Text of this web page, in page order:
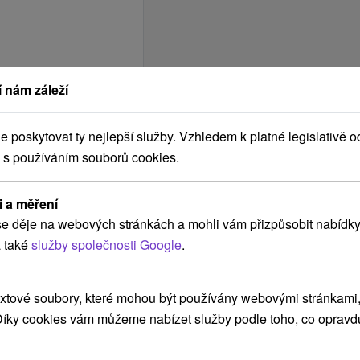
jsou základní
Skladbu
důvodů. Léčebné
zdravotního stavu.
1x vanová
1x parafín
1x vanová
2x parafín
1x vanová
2x parafín, 1x
1x vanová
2x parafín, 1x
7:00 - 9:00 hod,
záleží
poskytovat ty nejlepší služby. Vzhledem k platné legislativě
používáním souborů cookies.
a měření
děje na webových stránkách a mohli vám přizpůsobit
takéslužby společnosti Google.
soubory, které mohou být používány webovými
cookies vám můžeme nabízet služby podle toho, co